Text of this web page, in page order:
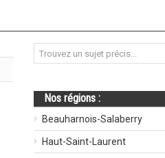
Nos régions :
Beauharnois-Salaberry
Haut-Saint-Laurent